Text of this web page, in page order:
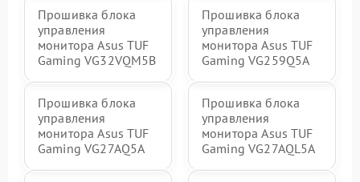
Прошивка блока
управления
монитора Asus TUF
Gaming VG32VQM5B
Прошивка блока
управления
монитора Asus TUF
Gaming VG259Q5A
Прошивка блока
управления
монитора Asus TUF
Gaming VG27AQ5A
Прошивка блока
управления
монитора Asus TUF
Gaming VG27AQL5A